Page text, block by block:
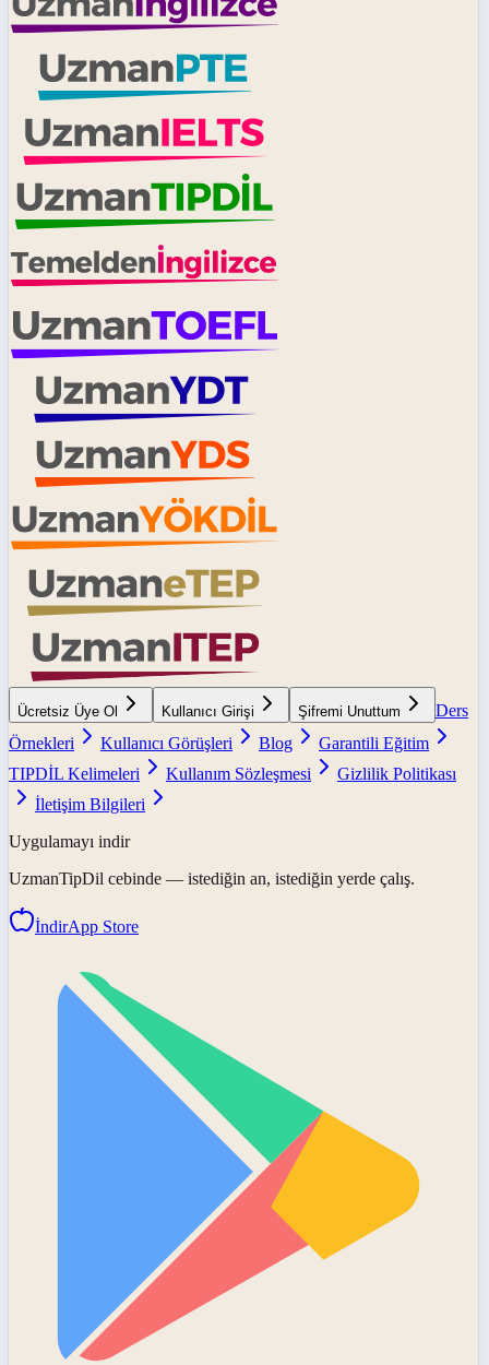
Ücretsiz Üye Ol Kullanıcı Girişi Şifremi Unuttum
Ders
Örnekleri
Kullanıcı Görüşleri Blog
Garantili Eğitim
TIPDİL Kelimeleri
Kullanım Sözleşmesi
Gizlilik Politikası
İletişim Bilgileri
Uygulamayı indir
UzmanTipDil cebinde — istediğin an, istediğin yerde çalış.
İndirApp Store